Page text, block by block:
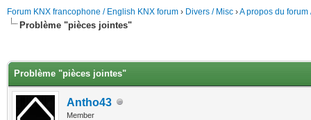
Forum KNX francophone / English KNX forum › Divers / Misc ›A propos du forum
Problème "pièces jointes"
Problème "pièces jointes"
Antho43
Member